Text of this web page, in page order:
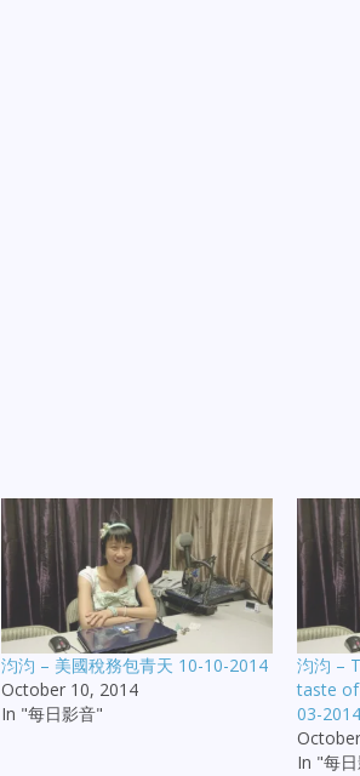
汮汮 – 美國稅務包青天 10-10-2014
October 10, 2014
In "每日影音"
汮汮 –
taste
03-2014
In "每